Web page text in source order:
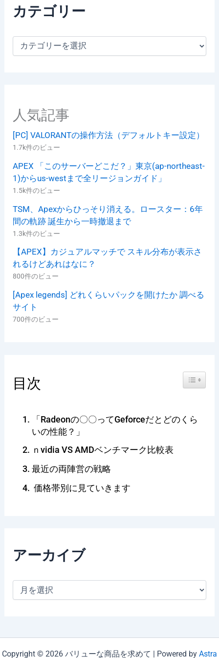
カテゴリー
人気記事
[PC] VALORANTの操作方法（デフォルトキー設定）
1.7k件のビュー
APEX 「このサーバーどこだ？」東京(ap-northeast-
1)からus-westまで全リージョンガイド」
1.5k件のビュー
TSM、Apexからひっそり消える。ロースター：6年
間の軌跡 誕生から一時撤退まで
1.3k件のビュー
【APEX】カジュアルマッチで スキル分布が表示さ
れるけどあれはなに？
800件のビュー
[Apex legends] どれくらいパックを開けたか 調べる
サイト
700件のビュー
目次 Toggle
「Radeonの〇〇ってGeforceだとどのくら
いの性能？」
ｎvidia VS AMDベンチマーク比較表
最近の両陣営の戦略
価格帯別に見ていきます
アーカイブ
Copyright © 2026 バリューな商品を求めて | Powered by Astra